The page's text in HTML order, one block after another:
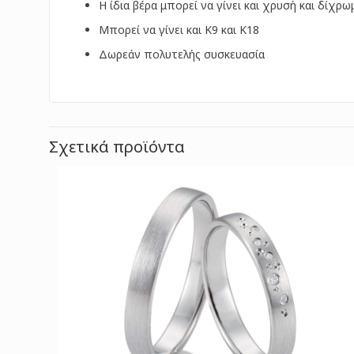
Η ίδια βέρα μπορεί να γίνει και χρυσή και
Μπορεί να γίνει και Κ9 και Κ18
Δωρεάν πολυτελής συσκευασία
Σχετικά προϊόντα